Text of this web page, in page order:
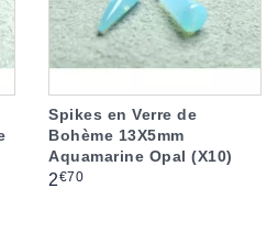
Spikes en Verre de
Bohème 13X5mm
Aquamarine Opal (X10)
Prix
2€70